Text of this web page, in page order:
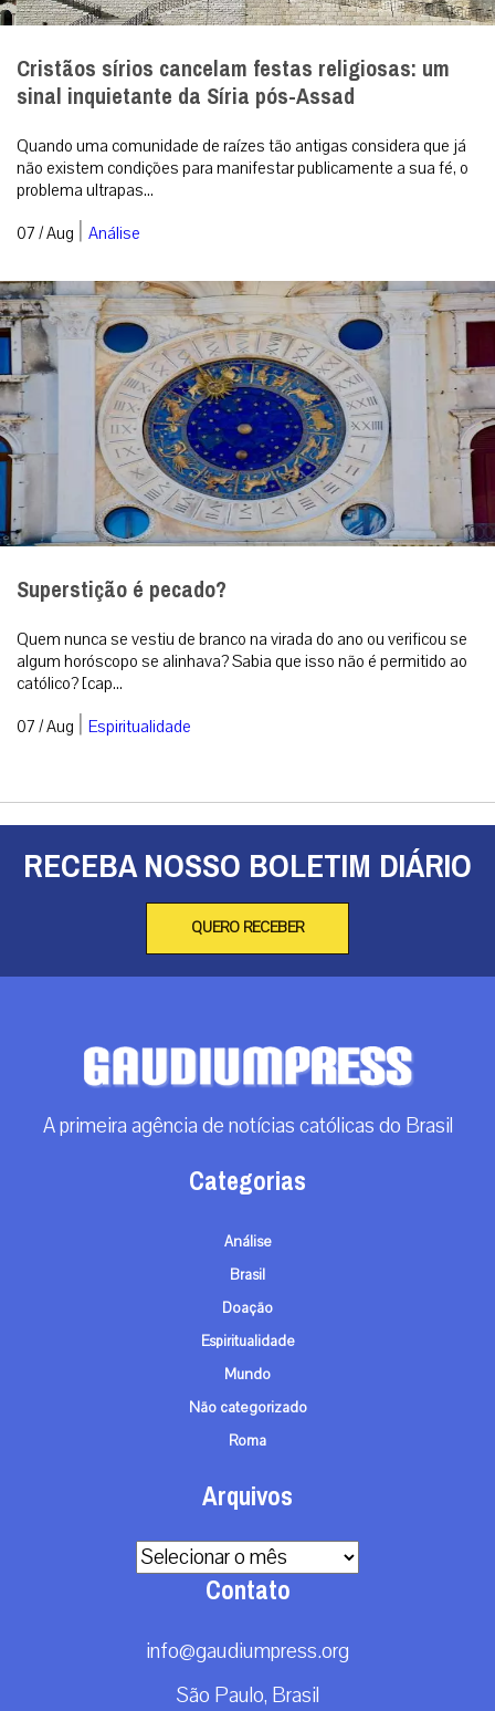
Cristãos sírios cancelam festas religiosas: um
sinal inquietante da Síria pós-Assad
Quando uma comunidade de raízes tão antigas considera que já
não existem condições para manifestar publicamente a sua fé, o
problema ultrapas...
07 / Aug | Análise
Superstição é pecado?
Quem nunca se vestiu de branco na virada do ano ou verificou se
algum horóscopo se alinhava? Sabia que isso não é permitido ao
católico? [cap...
07 / Aug | Espiritualidade
RECEBA NOSSO BOLETIM DIÁRIO
QUERO RECEBER
A primeira agência de notícias católicas do Brasil
Categorias
Análise
Brasil
Doação
Espiritualidade
Mundo
Não categorizado
Roma
Arquivos
Arquivos
Contato
info@gaudiumpress.org
São Paulo, Brasil